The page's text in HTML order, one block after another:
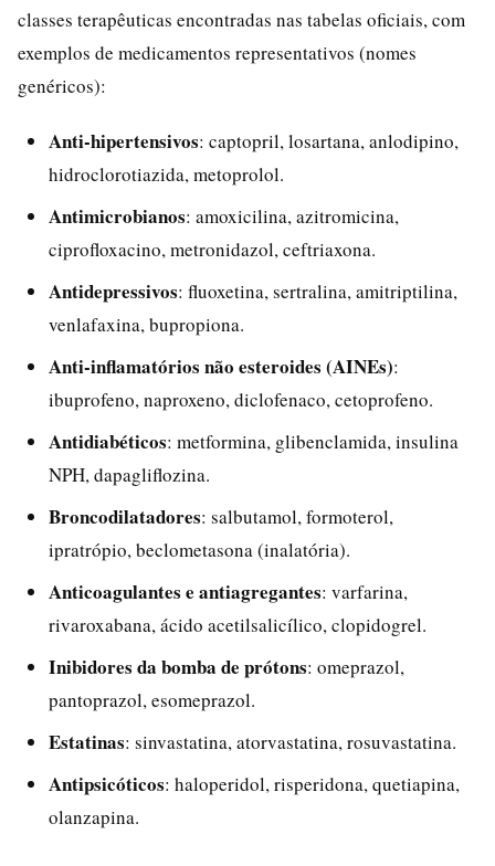
classes terapêuticas encontradas nas tabelas oficiais, com
exemplos de medicamentos representativos (nomes
genéricos):
Anti-hipertensivos: captopril, losartana, anlodipino,
hidroclorotiazida, metoprolol.
Antimicrobianos: amoxicilina, azitromicina,
ciprofloxacino, metronidazol, ceftriaxona.
Antidepressivos: fluoxetina, sertralina, amitriptilina,
venlafaxina, bupropiona.
Anti-inflamatórios não esteroides (AINEs):
ibuprofeno, naproxeno, diclofenaco, cetoprofeno.
Antidiabéticos: metformina, glibenclamida, insulina
NPH, dapagliflozina.
Broncodilatadores: salbutamol, formoterol,
ipratrópio, beclometasona (inalatória).
Anticoagulantes e antiagregantes: varfarina,
rivaroxabana, ácido acetilsalicílico, clopidogrel.
Inibidores da bomba de prótons: omeprazol,
pantoprazol, esomeprazol.
Estatinas: sinvastatina, atorvastatina, rosuvastatina.
Antipsicóticos: haloperidol, risperidona, quetiapina,
olanzapina.